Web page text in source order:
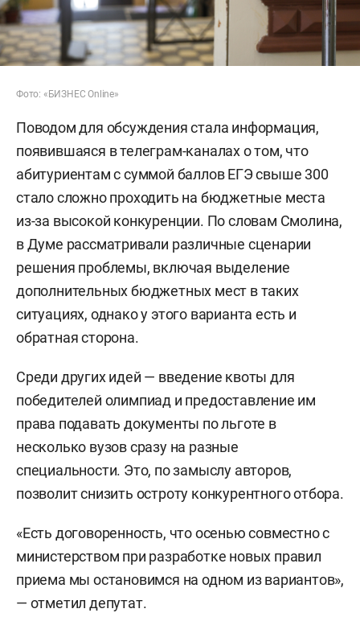
Фото: «БИЗНЕС Online»
Поводом для обсуждения стала информация,
появившаяся в телеграм-каналах о том, что
абитуриентам с суммой баллов ЕГЭ свыше 300
стало сложно проходить на бюджетные места
из-за высокой конкуренции. По словам Смолина,
в Думе рассматривали различные сценарии
решения проблемы, включая выделение
дополнительных бюджетных мест в таких
ситуациях, однако у этого варианта есть и
обратная сторона.
Среди других идей — введение квоты для
победителей олимпиад и предоставление им
права подавать документы по льготе в
несколько вузов сразу на разные
специальности. Это, по замыслу авторов,
позволит снизить остроту конкурентного отбора.
«Есть договоренность, что осенью совместно с
министерством при разработке новых правил
приема мы остановимся на одном из вариантов»,
— отметил депутат.